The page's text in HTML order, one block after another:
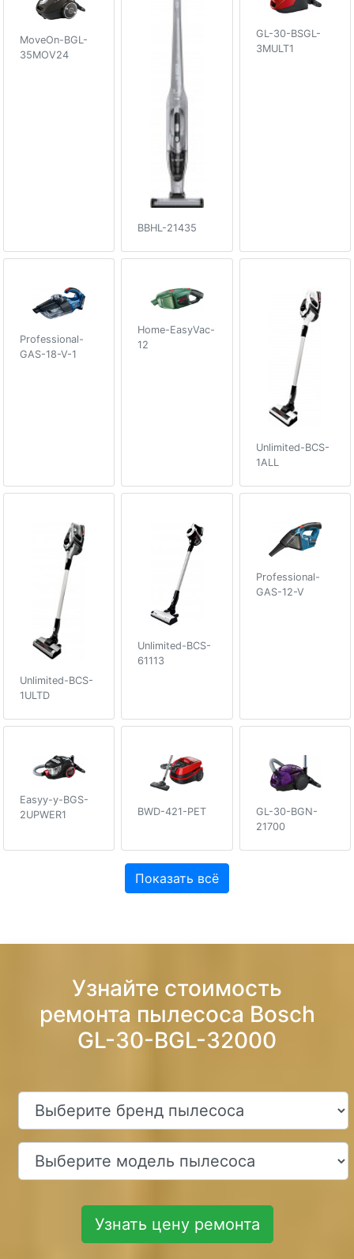
MoveOn-BGL-
35MOV24
BBHL-21435
GL-30-BSGL-
3MULT1
Professional-
GAS-18-V-1
Home-EasyVac-
12
Unlimited-BCS-
1ALL
Unlimited-BCS-
1ULTD
Unlimited-BCS-
61113
Professional-
GAS-12-V
Easyy-y-BGS-
2UPWER1
BWD-421-PET
GL-30-BGN-
21700
Показать всё
Узнайте стоимость
ремонта пылесоса Bosch
GL-30-BGL-32000
Узнать цену ремонта